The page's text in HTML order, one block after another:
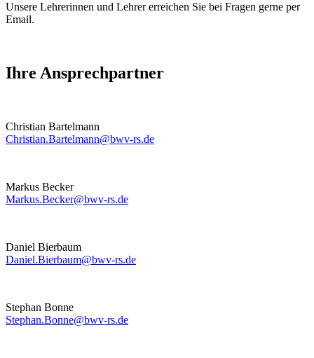
Unsere Lehrerinnen und Lehrer erreichen Sie bei Fragen gerne per
Email.
Ihre Ansprechpartner
Christian Bartelmann
Christian.Bartelmann@bwv-rs.de
Markus Becker
Markus.Becker@bwv-rs.de
Daniel Bierbaum
Daniel.Bierbaum@bwv-rs.de
Stephan Bonne
Stephan.Bonne@bwv-rs.de